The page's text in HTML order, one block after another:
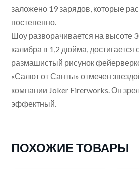
заложено 19 зарядов, которые
постепенно.
Шоу разворачивается на высоте
калибра в 1,2 дюйма, достигается
размашистый рисунок
«Салют от Санты» отмечен
компании Joker Firerworks. Он
эффектный.
ПОХОЖИЕ ТОВАРЫ